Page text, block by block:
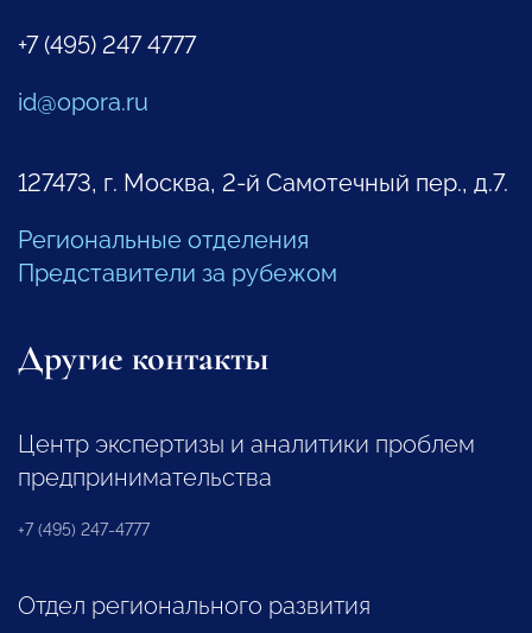
+7 (495) 247 4777
id@opora.ru
127473, г. Москва, 2-й Самотечный пер., д.7.
Региональные отделения
Представители за рубежом
Другие контакты
Центр экспертизы и аналитики проблем
предпринимательства
+7 (495) 247-4777
Отдел регионального развития